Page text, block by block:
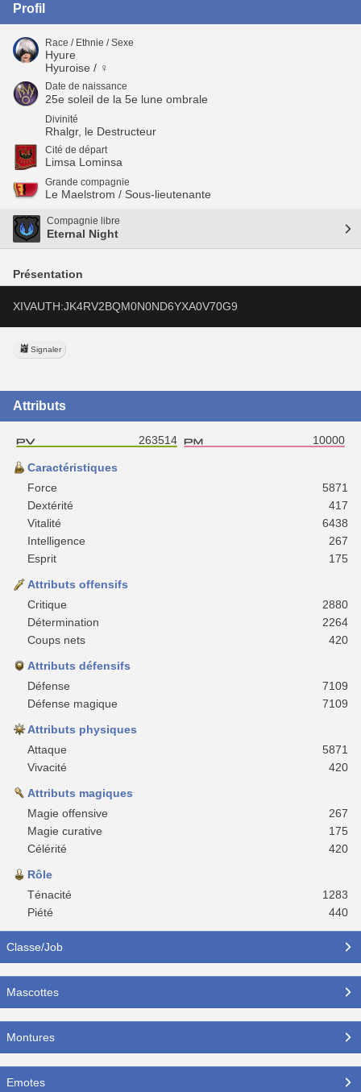
Profil
Race / Ethnie / Sexe
Hyure
Hyuroise / ♀
Date de naissance
25e soleil de la 5e lune ombrale
Divinité
Rhalgr, le Destructeur
Cité de départ
Limsa Lominsa
Grande compagnie
Le Maelstrom / Sous-lieutenante
Compagnie libre
Eternal Night
Présentation
XIVAUTH:JK4RV2BQM0N0ND6YXA0V70G9
Signaler
Attributs
263514 10000
Caractéristiques
Force
5871
Dextérité
417
Vitalité
6438
Intelligence
267
Esprit
175
Attributs offensifs
Critique
2880
Détermination
2264
Coups nets
420
Attributs défensifs
Défense
7109
Défense magique
7109
Attributs physiques
Attaque
5871
Vivacité
420
Attributs magiques
Magie offensive
267
Magie curative
175
Célérité
420
Rôle
Ténacité
1283
Piété
440
Classe/Job
Mascottes
Montures
Emotes